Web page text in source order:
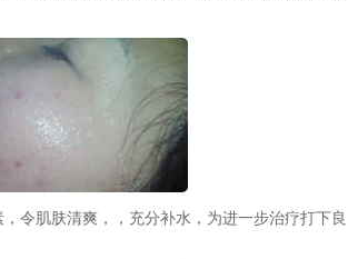
令肌肤清爽，，充分补水，为进一步治疗打下良